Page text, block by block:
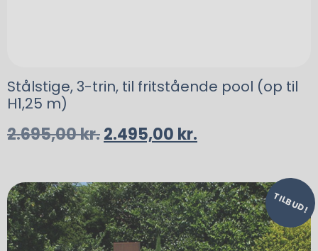
Stålstige, 3-trin, til fritstående pool (op til
H1,25 m)
2.695,00kr.2.495,00 kr.
TILBUD!